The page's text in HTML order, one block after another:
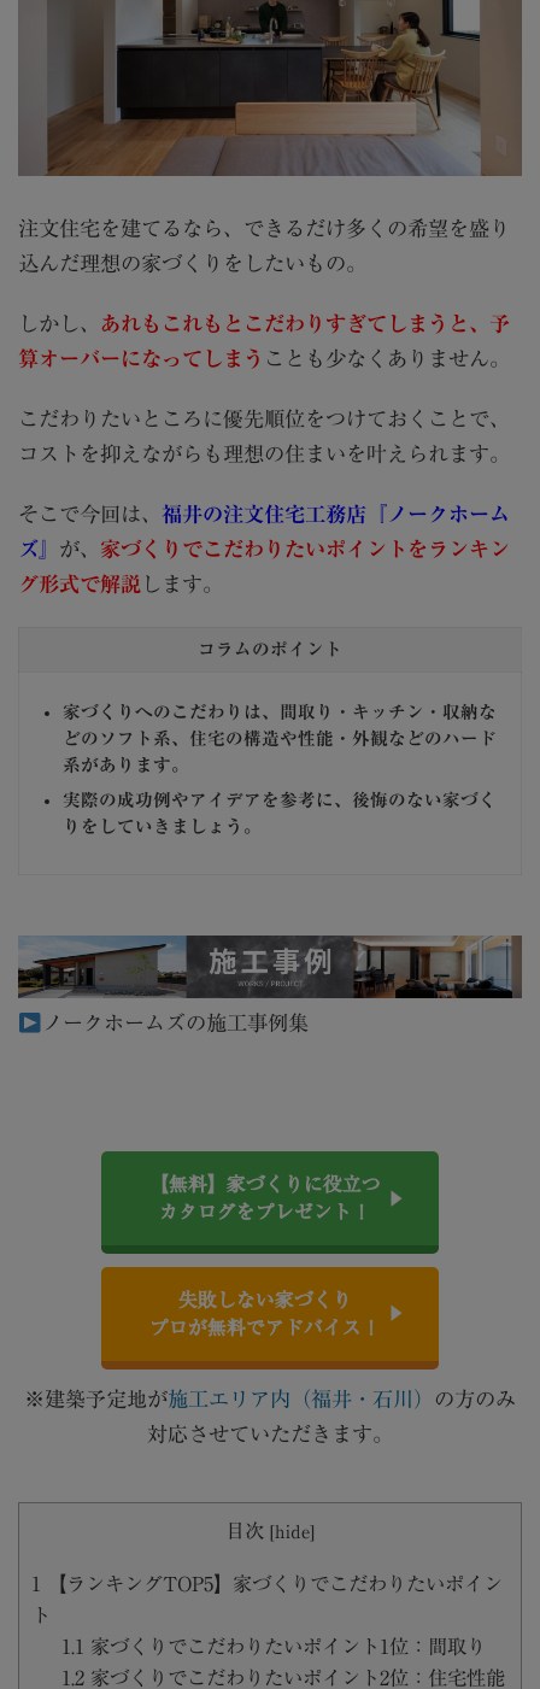
注文住宅を建てるなら、できるだけ多くの希望を盛り
込んだ理想の家づくりをしたいもの。
しかし、 あれもこれもとこだわりすぎてしまうと、予
算オーバーになってしまう ことも少なくありません。
こだわりたいところに優先順位をつけておくことで、
コストを抑えながらも理想の住まいを叶えられます。
そこで今回は、 福井の注文住宅工務店『ノークホーム
ズ』 が、 家づくりでこだわりたいポイントをランキン
グ形式で解説 します。
コラムのポイント
家づくりへのこだわりは、間取り・キッチン・収納な
どのソフト系、住宅の構造や性能・外観などのハード
系があります。
実際の成功例やアイデアを参考に、後悔のない家づく
りをしていきましょう。
ノークホームズの施工事例集
【無料】家づくりに役立つ
カタログをプレゼント！
失敗しない家づくり
プロが無料でアドバイス！
※建築予定地が施工エリア内（福井・石川）
の方のみ
対応させていただきます。
目次 [hide]
1
【ランキングTOP5】家づくりでこだわりたいポイン
ト
1.1
家づくりでこだわりたいポイント1位：間取り
1.2家づくりでこだわりたいポイント2位：住宅性能